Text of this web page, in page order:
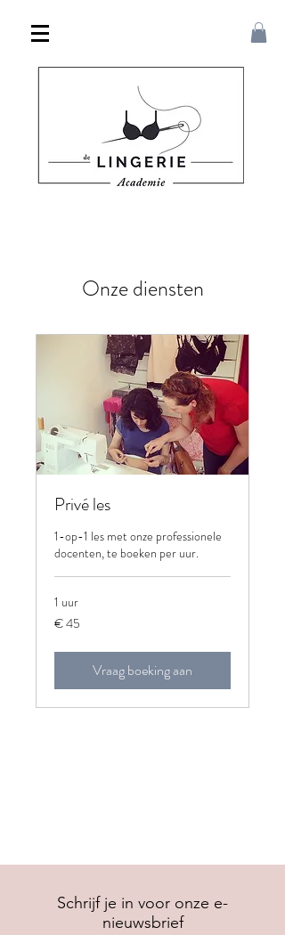
Onze diensten
Privé les
1-op-1 les met onze professionele
docenten, te boeken per uur.
1 uur
45
euro
€ 45
Vraag boeking aan
Schrijf je in voor onze e-
nieuwsbrief